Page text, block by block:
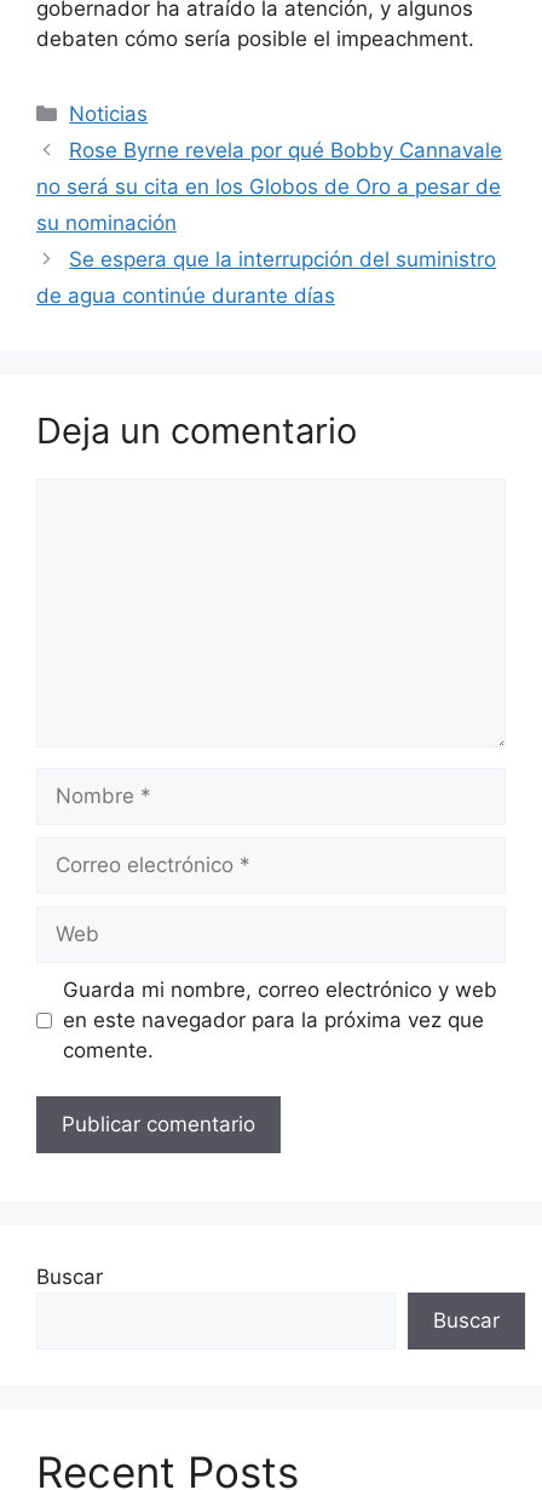
gobernador ha atraído la atención, y algunos
debaten cómo sería posible el impeachment.
Categorías
Noticias
Rose Byrne revela por qué Bobby Cannavale
no será su cita en los Globos de Oro a pesar de
su nominación
Se espera que la interrupción del suministro
de agua continúe durante días
Deja un comentario
electrónico
Guarda mi nombre, correo electrónico y web
en este navegador para la próxima vez que
comente.
Buscar
Buscar
Recent Posts